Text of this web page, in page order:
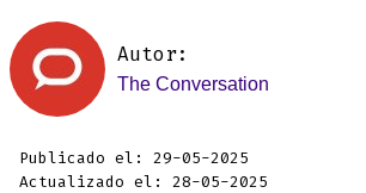
Autor:
The Conversation
Publicado el: 29-05-2025
Actualizado el: 28-05-2025